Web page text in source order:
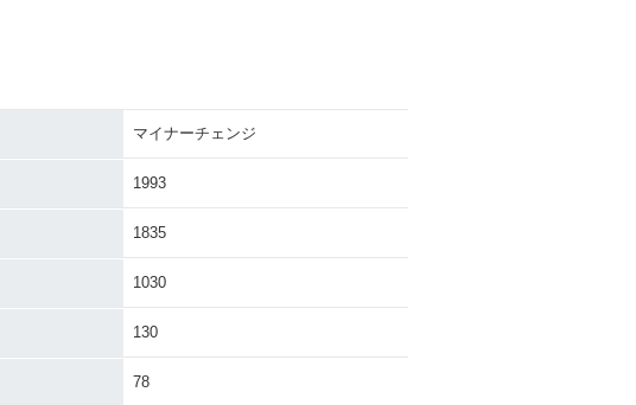
Deluxe・マイナーチェン
マイナーチェンジ
1993
1835
1030
130
78